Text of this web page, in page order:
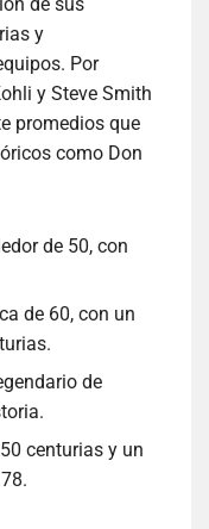
y
Por
y Steve Smith
promedios que
como Don
de 50, con
de 60, con un
de
centurias y un